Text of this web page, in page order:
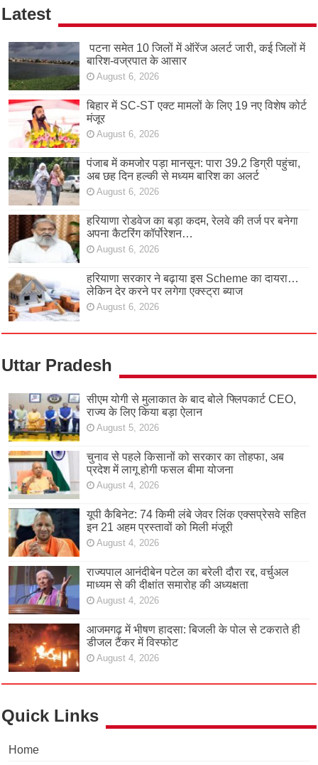
Latest
पटना समेत 10 जिलों में ऑरेंज अलर्ट जारी, कई जिलों में
बारिश-वज्रपात के आसार
August 6, 2026
बिहार में SC-ST एक्ट मामलों के लिए 19 नए विशेष कोर्ट
मंजूर
August 6, 2026
पंजाब में कमजोर पड़ा मानसून: पारा 39.2 डिग्री पहुंचा,
अब छह दिन हल्की से मध्यम बारिश का अलर्ट
August 6, 2026
हरियाणा रोडवेज का बड़ा कदम, रेलवे की तर्ज पर बनेगा
अपना कैटरिंग कॉर्पोरेशन…
August 6, 2026
हरियाणा सरकार ने बढ़ाया इस Scheme का दायरा…
लेकिन देर करने पर लगेगा एक्स्ट्रा ब्याज
August 6, 2026
Uttar Pradesh
सीएम योगी से मुलाकात के बाद बोले फ्लिपकार्ट CEO,
राज्य के लिए किया बड़ा ऐलान
August 5, 2026
चुनाव से पहले किसानों को सरकार का तोहफा, अब
प्रदेश में लागू होगी फसल बीमा योजना
August 4, 2026
यूपी कैबिनेट: 74 किमी लंबे जेवर लिंक एक्सप्रेसवे सहित
इन 21 अहम प्रस्तावों को मिली मंजूरी
August 4, 2026
राज्यपाल आनंदीबेन पटेल का बरेली दौरा रद्द, वर्चुअल
माध्यम से की दीक्षांत समारोह की अध्यक्षता
August 4, 2026
आजमगढ़ में भीषण हादसा: बिजली के पोल से टकराते ही
डीजल टैंकर में विस्फोट
August 4, 2026
Quick Links
Home